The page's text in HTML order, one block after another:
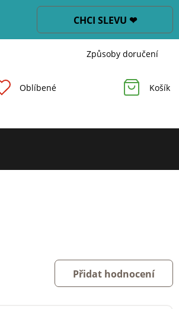
CHCI SLEVU ❤
Způsoby doručení
Oblíbené Košík
Přidat hodnocení